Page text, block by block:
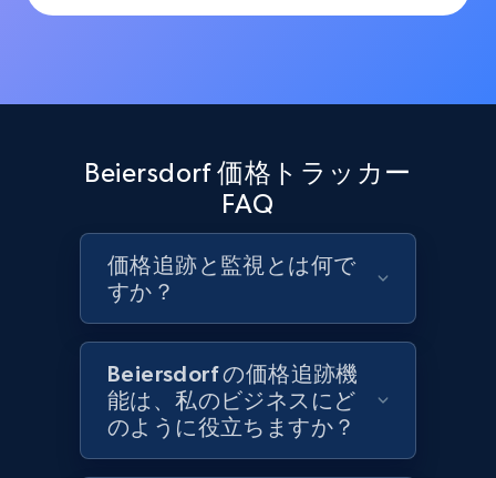
1.6K+ 181+ 今すぐ始める
URL, Product id, Title, Product description,
Rating, Reviews count, Initial price, Discount,
1.3K+ 175+ 今すぐ始める
Target - Gather data on products using
specified keywords
URL, Product id, Title, Product description,
Rating, Reviews count, Initial price, Discount,
Beiersdorf 価格トラッカー
FAQ
価格追跡と監視とは何で
すか？
Beiersdorf の価格追跡機
能は、私のビジネスにど
のように役立ちますか？